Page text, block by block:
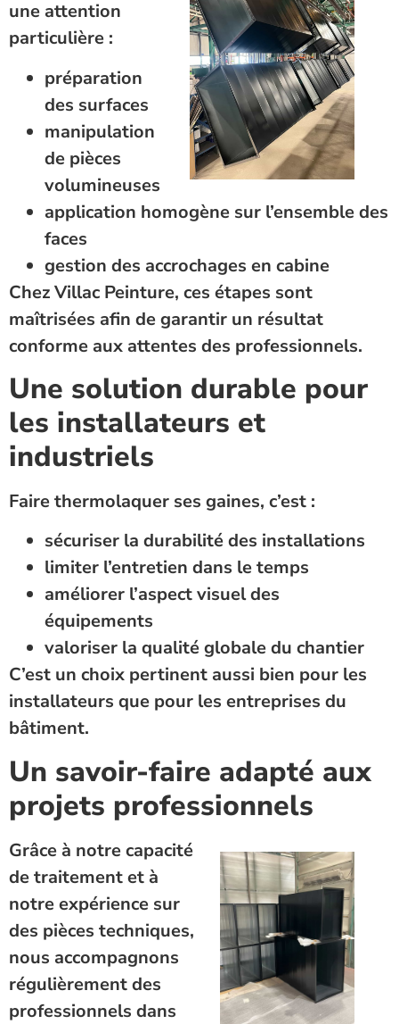
une attention
particulière :
préparation
des surfaces
manipulation
de pièces
volumineuses
application homogène sur l’ensemble des
faces
gestion des accrochages en cabine
Chez Villac Peinture, ces étapes sont
maîtrisées afin de garantir un résultat
conforme aux attentes des professionnels.
Une solution durable pour
les installateurs et
industriels
Faire thermolaquer ses gaines, c’est :
sécuriser la durabilité des installations
limiter l’entretien dans le temps
améliorer l’aspect visuel des
équipements
valoriser la qualité globale du chantier
C’est un choix pertinent aussi bien pour les
installateurs que pour les entreprises du
bâtiment.
Un savoir-faire adapté aux
projets professionnels
Grâce à notre capacité
de traitement et à
notre expérience sur
des pièces techniques,
nous accompagnons
régulièrement des
professionnels dans